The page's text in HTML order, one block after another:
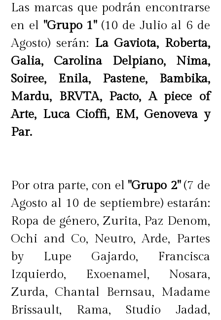
Las marcas que podrán encontrarse
en el "Grupo 1"(10 de Julio al 6 de
Agosto) serán: La Gaviota, Roberta,
Galia, Carolina Delpiano, Nima,
Soiree, Enila, Pastene, Bambika,
Mardu, BRVTA, Pacto, A piece of
Arte, Luca Cioffi, EM, Genoveva y
Par.
Por otra parte, con el "Grupo 2"(7 de
Agosto al 10 de septiembre) estarán:
Ropa de género, Zurita, Paz Denom,
Ochi and Co, Neutro, Arde, Partes
by Lupe Gajardo, Francisca
Izquierdo, Exoenamel, Nosara,
Zurda, Chantal Bernsau, Madame
Brissault, Rama, Studio Jadad,